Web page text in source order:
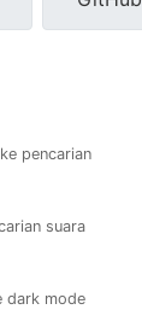
pencarian
suara
dark mode